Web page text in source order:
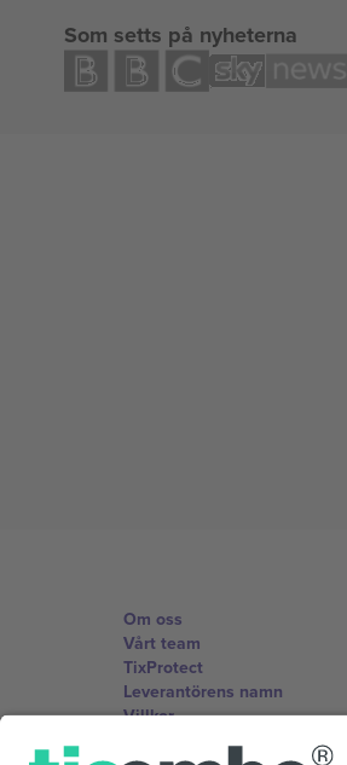
Som setts på nyheterna
Om oss
Vårt team
TixProtect
Leverantörens namn
Villkor
Affiliate-program